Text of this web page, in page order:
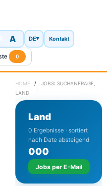
A DE▾ Kontakt
0
HOME /
JOBS: SUCHANFRAGE,
LAND
Land
0 Ergebnisse · sortiert
nach Date absteigend
000
Jobs per E-Mail